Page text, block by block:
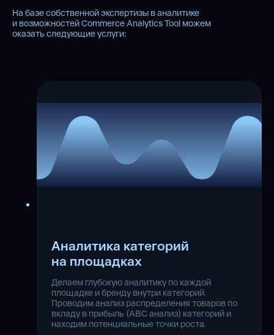
На базе собственной экспертизы в аналитике
и возможностей Commerce Analytics Tool можем
оказать следующие услуги:
Аналитика категорий
на площадках
Делаем глубокую аналитику по каждой
площадке и бренду внутри категорий.
Проводим анализ распределения товаров по
вкладу в прибыль (ABC анализ) категорий и
находим потенциальные точки роста.